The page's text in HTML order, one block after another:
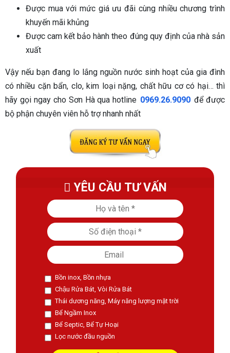
Được mua với mức giá ưu đãi cùng nhiều chương trình
khuyến mãi khủng
Được cam kết bảo hành theo đúng quy định của nhà sản
xuất
Vậy nếu bạn đang lo lắng nguồn nước sinh hoạt của gia đình
có nhiều cặn bẩn, clo, kim loại nặng, chất hữu cơ có hại… thì
hãy gọi ngay cho Sơn Hà qua hotline 0969.26.9090 để được
bộ phận chuyên viên hỗ trợ nhanh nhất
YÊU CẦU TƯ VẤN
Bồn inox, Bồn nhựa
Chậu Rửa Bát, Vòi Rửa Bát
Thái dương năng, Máy năng lượng mặt trời
Bể Ngầm Inox
Bể Septic, Bể Tự Hoại
Lọc nước đầu nguồn